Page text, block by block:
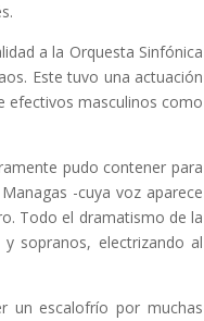
a la Orquesta Sinfónica
Este tuvo una actuación
efectivos masculinos como
pudo contener para
-cuya voz aparece
Todo el dramatismo de la
sopranos, electrizando al
un escalofrío por muchas